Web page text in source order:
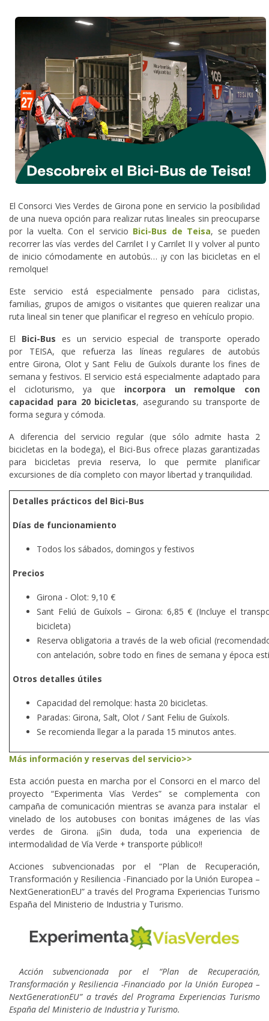
El Consorci Vies Verdes de Girona pone en servicio la posibilidad
de una nueva opción para realizar rutas lineales sin preocuparse
por la vuelta. Con el servicio Bici-Bus de Teisa, se pueden
recorrer las vías verdes del Carrilet I y Carrilet II y volver al punto
de inicio cómodamente en autobús… ¡y con las bicicletas en el
remolque!
Este servicio está especialmente pensado para ciclistas,
familias, grupos de amigos o visitantes que quieren realizar una
ruta lineal sin tener que planificar el regreso en vehículo propio.
El Bici-Bus es un servicio especial de transporte operado
por TEISA, que refuerza las líneas regulares de autobús
entre Girona, Olot y Sant Feliu de Guíxols durante los fines de
semana y festivos. El servicio está especialmente adaptado para
el cicloturismo, ya que incorpora un remolque con
capacidad para 20 bicicletas, asegurando su transporte de
forma segura y cómoda.
A diferencia del servicio regular (que sólo admite hasta 2
bicicletas en la bodega), el Bici-Bus ofrece plazas garantizadas
para bicicletas previa reserva, lo que permite planificar
excursiones de día completo con mayor libertad y tranquilidad.
Detalles prácticos del Bici-Bus
Días de funcionamiento
Todos los sábados, domingos y festivos
Precios
Girona - Olot: 9,10 €
Sant Feliú de Guíxols – Girona: 6,85 € (Incluye el
bicicleta)
Reserva obligatoria a través de la web oficial
con antelación, sobre todo en fines de semana y época
Otros detalles útiles
Capacidad del remolque: hasta 20 bicicletas.
Paradas: Girona, Salt, Olot / Sant Feliu de Guíxols.
Se recomienda llegar a la parada 15 minutos antes.
Más información y reservas del servicio>>
Esta acción puesta en marcha por el Consorci en el marco del
proyecto “Experimenta Vías Verdes” se complementa con
campaña de comunicación mientras se avanza para instalar el
vinelado de los autobuses con bonitas imágenes de las vías
verdes de Girona. ¡¡Sin duda, toda una experiencia de
intermodalidad de Vía Verde + transporte público!!
Acciones subvencionadas por el “Plan de Recuperación,
Transformación y Resiliencia -Financiado por la Unión Europea –
NextGenerationEU” a través del Programa Experiencias Turismo
España del Ministerio de Industria y Turismo.
Acción subvencionada por el “Plan de Recuperación,
Transformación y Resiliencia -Financiado por la Unión Europea –
NextGenerationEU” a través del Programa Experiencias Turismo
España del Ministerio de Industria y Turismo.